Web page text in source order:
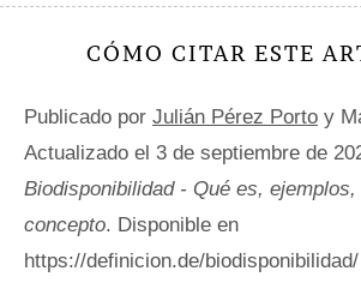
CÓMO CITAR ESTE
Publicado por Julián Pérez Porto y
Actualizado el 3 de septiembre de
Biodisponibilidad - Qué es,
concepto. Disponible en
https://definicion.de/biodisponibilidad/